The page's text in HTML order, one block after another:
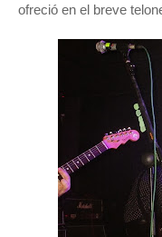
ofreció en el breve